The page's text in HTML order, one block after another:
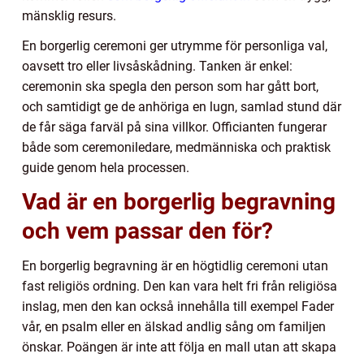
mänsklig resurs.
En borgerlig ceremoni ger utrymme för personliga val,
oavsett tro eller livsåskådning. Tanken är enkel:
ceremonin ska spegla den person som har gått bort,
och samtidigt ge de anhöriga en lugn, samlad stund där
de får säga farväl på sina villkor. Officianten fungerar
både som ceremoniledare, medmänniska och praktisk
guide genom hela processen.
Vad är en borgerlig begravning
och vem passar den för?
En borgerlig begravning är en högtidlig ceremoni utan
fast religiös ordning. Den kan vara helt fri från religiösa
inslag, men den kan också innehålla till exempel Fader
vår, en psalm eller en älskad andlig sång om familjen
önskar. Poängen är inte att följa en mall utan att skapa